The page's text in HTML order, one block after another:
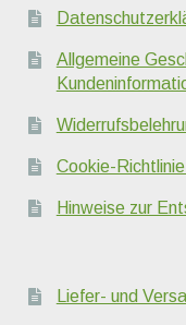
Allgemeine
Cookie-
Hinweise zur
Liefer- und